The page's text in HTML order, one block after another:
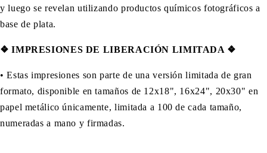
y luego se revelan utilizando productos químicos fotográficos a
base de plata.
❖ IMPRESIONES DE LIBERACIÓN LIMITADA ❖
• Estas impresiones son parte de una versión limitada de gran
formato, disponible en tamaños de 12x18", 16x24", 20x30" en
papel metálico únicamente, limitada a 100 de cada tamaño,
numeradas a mano y firmadas.